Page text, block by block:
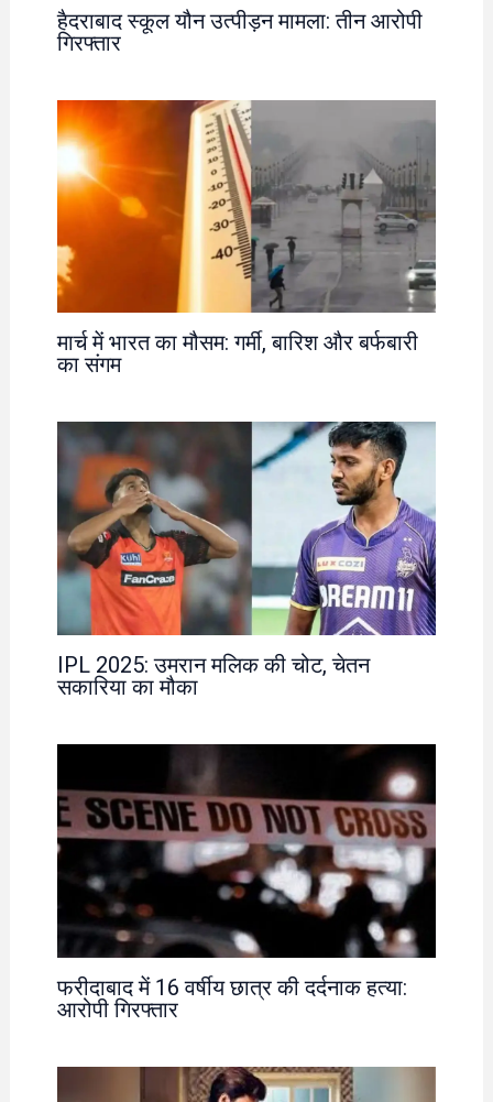
हैदराबाद स्कूल यौन उत्पीड़न मामला: तीन आरोपी
गिरफ्तार
मार्च में भारत का मौसम: गर्मी, बारिश और बर्फबारी
का संगम
IPL 2025: उमरान मलिक की चोट, चेतन
सकारिया का मौका
फरीदाबाद में 16 वर्षीय छात्र की दर्दनाक हत्या:
आरोपी गिरफ्तार